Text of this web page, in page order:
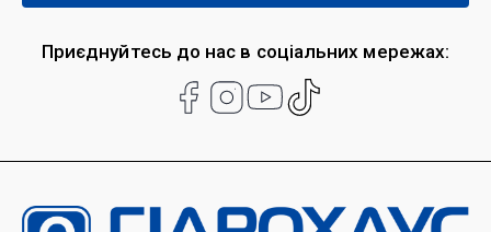
Приєднуйтесь до нас в соціальних мережах: